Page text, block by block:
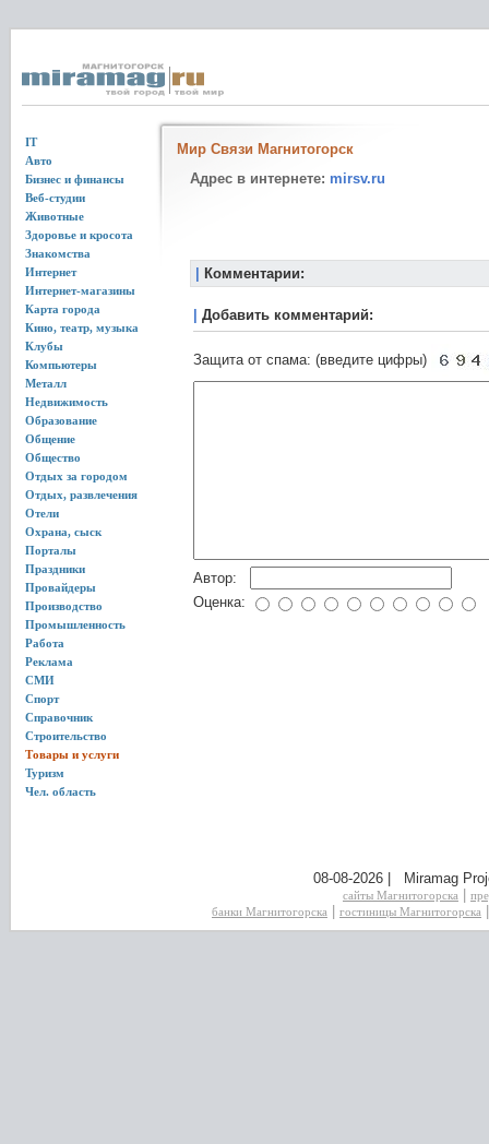
IT
Авто
Бизнес и финансы
Веб-студии
Животные
Здоровье и кросота
Знакомства
Интернет
Интернет-магазины
Карта города
Кино, театр, музыка
Клубы
Компьютеры
Металл
Недвижимость
Образование
Общение
Общество
Отдых за городом
Отдых, развлечения
Отели
Охрана, сыск
Порталы
Праздники
Провайдеры
Производство
Промышленность
Работа
Реклама
СМИ
Спорт
Справочник
Строительство
Товары и услуги
Туризм
Чел. область
Мир Связи Магнитогорск
Адрес в интернете: mirsv.ru
Комментарии:
Добавить комментарий:
Защита от спама: (введите цифры)
Автор:
Оценка:
08-08-2026 | Miramag
сайты Магнитогорска
банки Магнитогорска
гостиницы Магнитогорска